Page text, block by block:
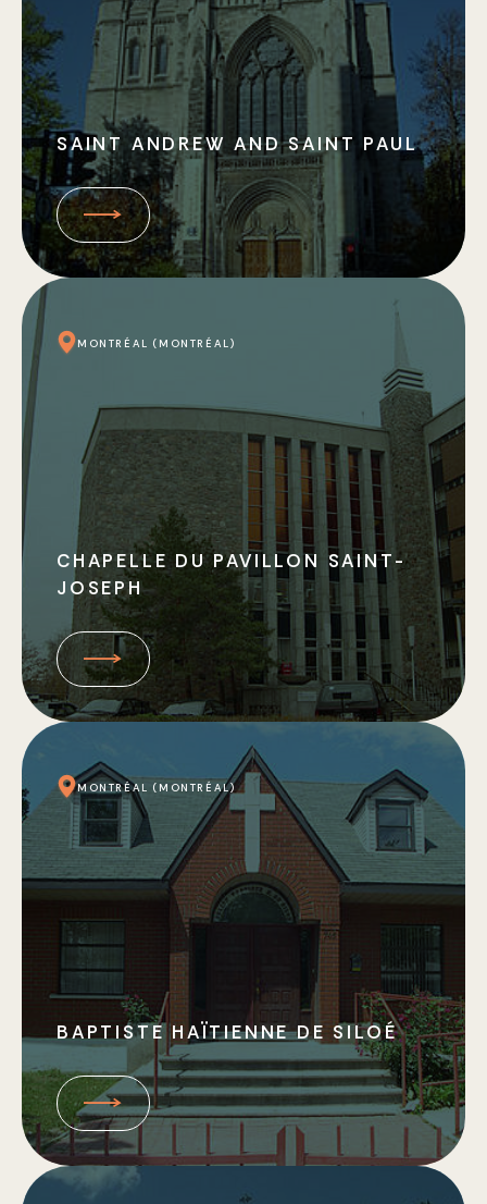
SAINT ANDREW AND SAINT PAUL
MONTRÉAL (MONTRÉAL)
CHAPELLE DU PAVILLON SAINT-
JOSEPH
MONTRÉAL (MONTRÉAL)
BAPTISTE HAÏTIENNE DE SILOÉ